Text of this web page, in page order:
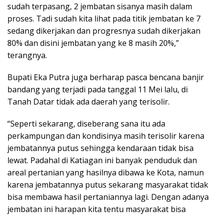
sudah terpasang, 2 jembatan sisanya masih dalam
proses. Tadi sudah kita lihat pada titik jembatan ke 7
sedang dikerjakan dan progresnya sudah dikerjakan
80% dan disini jembatan yang ke 8 masih 20%,”
terangnya.
Bupati Eka Putra juga berharap pasca bencana banjir
bandang yang terjadi pada tanggal 11 Mei lalu, di
Tanah Datar tidak ada daerah yang terisolir.
“Seperti sekarang, diseberang sana itu ada
perkampungan dan kondisinya masih terisolir karena
jembatannya putus sehingga kendaraan tidak bisa
lewat. Padahal di Katiagan ini banyak penduduk dan
areal pertanian yang hasilnya dibawa ke Kota, namun
karena jembatannya putus sekarang masyarakat tidak
bisa membawa hasil pertaniannya lagi. Dengan adanya
jembatan ini harapan kita tentu masyarakat bisa